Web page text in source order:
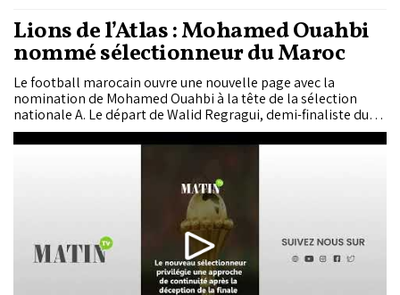
Lions de l’Atlas : Mohamed Ouahbi
nommé sélectionneur du Maroc
Le football marocain ouvre une nouvelle page avec la
nomination de Mohamed Ouahbi à la tête de la sélection
nationale A. Le départ de Walid Regragui, demi-finaliste du
Mondial 2022, a été marqué par un hommage officiel au
Complexe Mohammed VI de football.